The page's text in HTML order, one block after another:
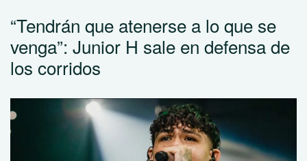
“Tendrán que atenerse a lo que se
venga”: Junior H sale en defensa de
los corridos